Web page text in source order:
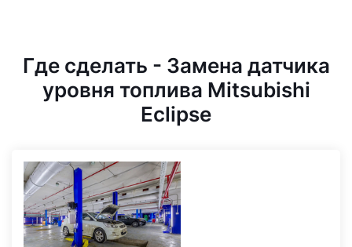
Где сделать - Замена датчика
уровня топлива Mitsubishi
Eclipse